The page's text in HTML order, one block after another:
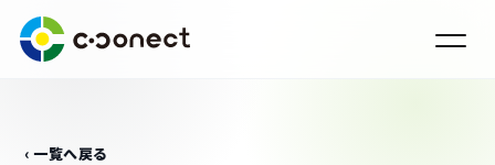
‹ 一覧へ戻る